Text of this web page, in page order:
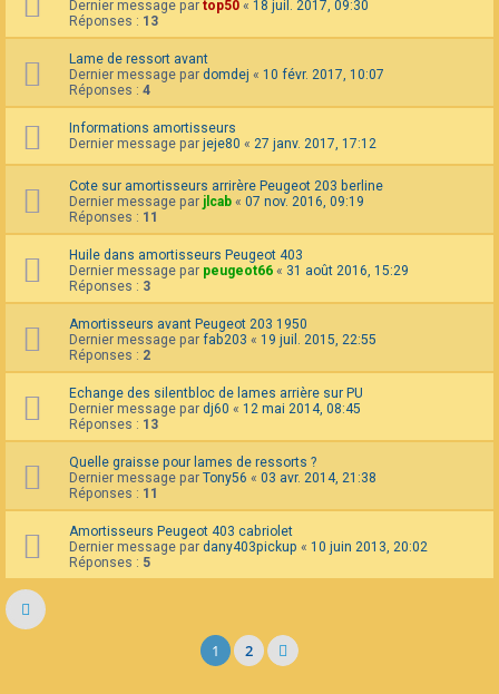
Dernier message par top50 « 18 juil. 2017, 09:30
Réponses : 13
Lame de ressort avant
Dernier message par domdej « 10 févr. 2017, 10:07
Réponses : 4
Informations amortisseurs
Dernier message par jeje80 « 27 janv. 2017, 17:12
Cote sur amortisseurs arrirère Peugeot 203 berline
Dernier message par jlcab « 07 nov. 2016, 09:19
Réponses : 11
Huile dans amortisseurs Peugeot 403
Dernier message par peugeot66 « 31 août 2016, 15:29
Réponses : 3
Amortisseurs avant Peugeot 203 1950
Dernier message par fab203 « 19 juil. 2015, 22:55
Réponses : 2
Echange des silentbloc de lames arrière sur PU
Dernier message par dj60 « 12 mai 2014, 08:45
Réponses : 13
Quelle graisse pour lames de ressorts ?
Dernier message par Tony56 « 03 avr. 2014, 21:38
Réponses : 11
Amortisseurs Peugeot 403 cabriolet
Dernier message par dany403pickup « 10 juin 2013, 20:02
Réponses : 5
1 2